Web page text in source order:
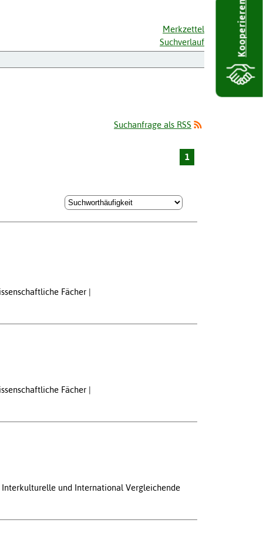
Merkzettel
Suchverlauf
Suchanfrage als RSS
1
Fächer
Fächer
Interkulturelle und International Vergleichende
Kooperieren